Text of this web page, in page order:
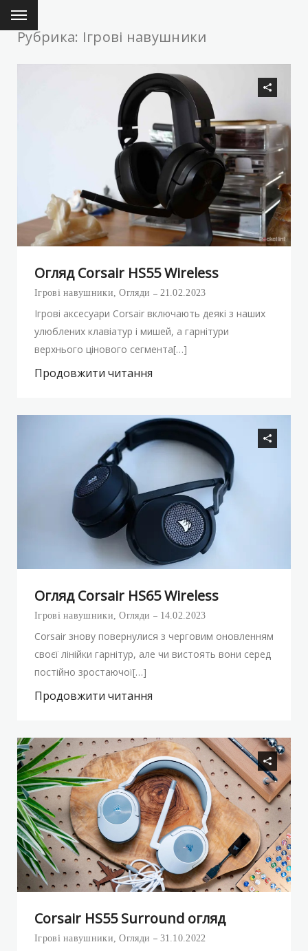
Рубрика: Ігрові навушники
Огляд Corsair HS55 Wireless
Ігрові навушники,Огляди 21.02.2023
Ігрові аксесуари Corsair включають деякі з наших
улюблених клавіатур і мишей, а гарнітури
верхнього цінового сегмента[…]
Продовжити читання
Огляд Corsair HS65 Wireless
Ігрові навушники ,Огляди 14.02.2023
Corsair знову повернулися з черговим оновленням
своєї лінійки гарнітур, але чи вистоять вони серед
постійно зростаючої[…]
Продовжити читання
Corsair HS55 Surround огляд
Ігрові навушники ,Огляди 31.10.2022